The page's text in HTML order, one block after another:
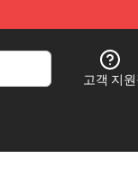
고객 지원